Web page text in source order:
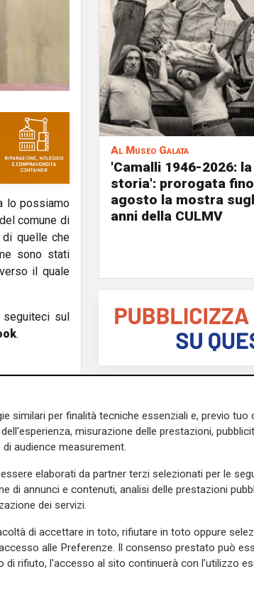
lo possiamo
comune di
di quelle che
sono stati
il quale
seguiteci sul
.
Al Museo Galata
'Camalli 1946-2026:
storia': prorogata fino
agosto la mostra
anni della CULMV
L'artista
GOG, Notturni en
agosto a Palazzo
similari per finalità tecniche essenziali e, previo tuo
misurazione delle prestazioni,
audience measurement.
elaborati da partner terzi selezionati per le
di annunci e contenuti, analisi delle prestazioni
dei servizi.
di accettare in toto, rifiutare in toto oppure
alle Preferenze. Il consenso prestato può
di rifiuto, l'accesso al sito continuerà con l'utilizzo